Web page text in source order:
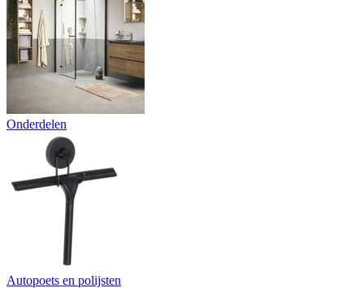
Onderdelen
Autopoets en polijsten